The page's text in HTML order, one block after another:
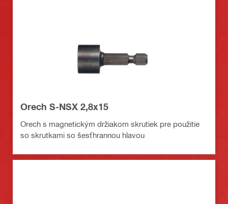
Orech S-NSX 2,8x15
Orech s magnetickým držiakom skrutiek pre použitie
so skrutkami so šesťhrannou hlavou